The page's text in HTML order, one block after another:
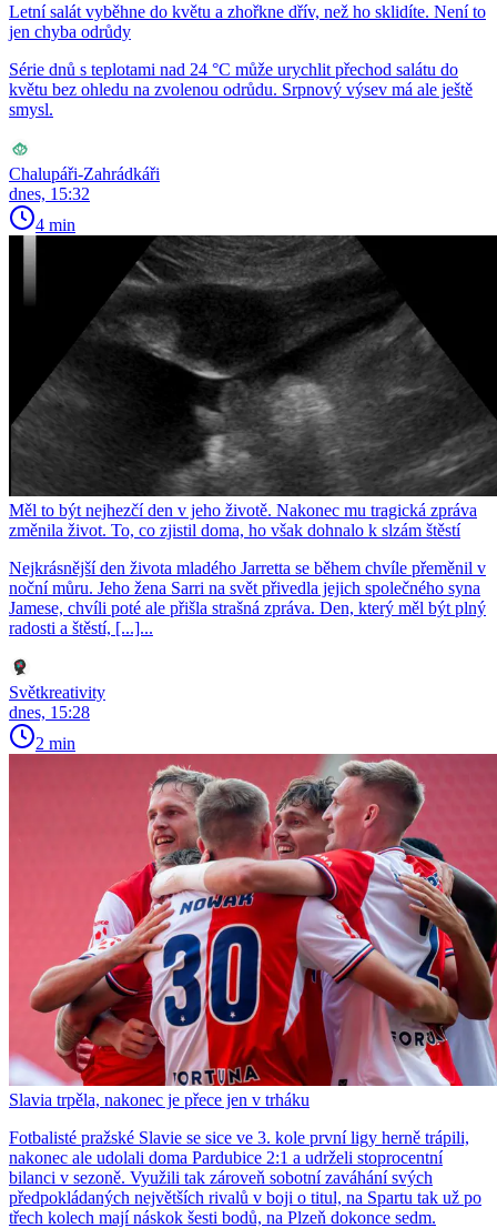
Letní salát vyběhne do květu a zhořkne dřív, než ho sklidíte. Není to
jen chyba odrůdy
Série dnů s teplotami nad 24 °C může urychlit přechod salátu do
květu bez ohledu na zvolenou odrůdu. Srpnový výsev má ale ještě
smysl.
Chalupáři-Zahrádkáři
dnes, 15:32
4 min
Měl to být nejhezčí den v jeho životě. Nakonec mu tragická zpráva
změnila život. To, co zjistil doma, ho však dohnalo k slzám štěstí
Nejkrásnější den života mladého Jarretta se během chvíle přeměnil v
noční můru. Jeho žena Sarri na svět přivedla jejich společného syna
Jamese, chvíli poté ale přišla strašná zpráva. Den, který měl být plný
radosti a štěstí, [...]...
Světkreativity
dnes, 15:28
2 min
Slavia trpěla, nakonec je přece jen v trháku
Fotbalisté pražské Slavie se sice ve 3. kole první ligy herně trápili,
nakonec ale udolali doma Pardubice 2:1 a udrželi stoprocentní
bilanci v sezoně. Využili tak zároveň sobotní zaváhání svých
předpokládaných největších rivalů v boji o titul, na Spartu tak už po
třech kolech mají náskok šesti bodů, na Plzeň dokonce sedm.